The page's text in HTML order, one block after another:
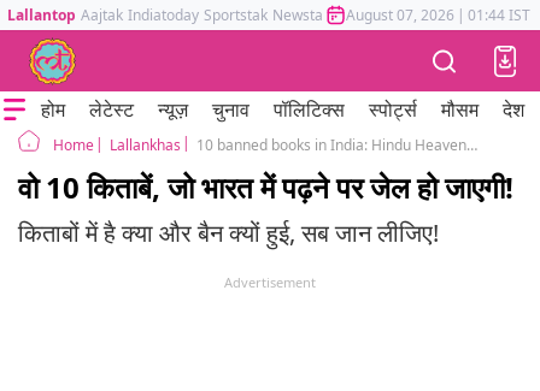
Lallantop Aajtak Indiatoday Sportstak Newstak Mumbai Tak Astrotak
August 07, 2026 | 01:44 IST
होम लेटेस्ट न्यूज़ चुनाव पॉलिटिक्स स्पोर्ट्स मौसम देश
Home Lallankhas 10 banned books in India: Hindu Heaven, Angarey, Satanic Verses and others
वो 10 किताबें, जो भारत में पढ़ने पर जेल हो जाएगी!
किताबों में है क्या और बैन क्यों हुई, सब जान लीजिए!
Advertisement